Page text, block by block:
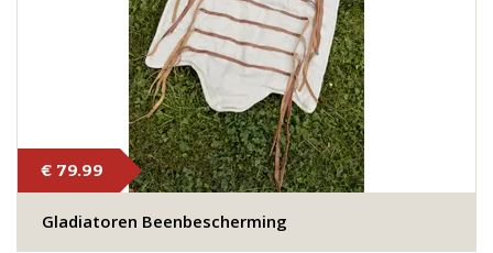
€ 79.99
Gladiatoren Beenbescherming